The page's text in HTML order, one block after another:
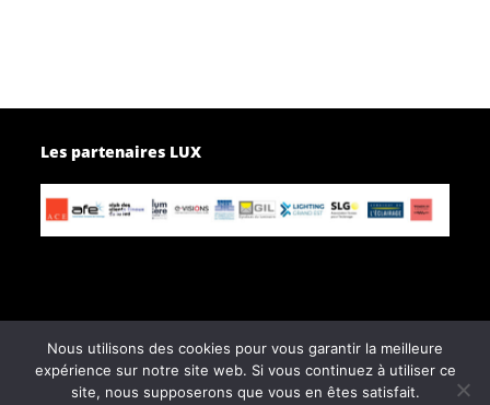
Les partenaires LUX
Page d’accueil
Contactez-nous
Politique de confidentialité
Conditions générales de vente
Nous utilisons des cookies pour vous garantir la meilleure
expérience sur notre site web. Si vous continuez à utiliser ce
site, nous supposerons que vous en êtes satisfait.